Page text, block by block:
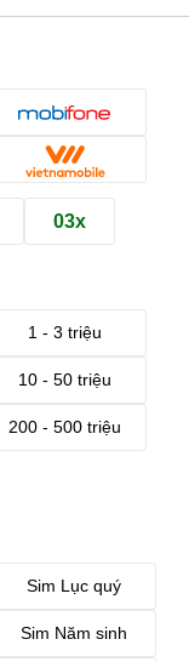
03x
1 - 3 triệu
10 - 50 triệu
200 - 500 triệu
Sim Lục quý
Sim Năm sinh